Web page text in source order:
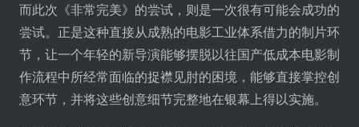
而此次《非常完美》的尝试，则是一次很有可能会成功的
尝试。正是这种直接从成熟的电影工业体系借力的制片环
节，让一个年轻的新导演能够摆脱以往国产低成本电影制
作流程中所经常面临的捉襟见肘的困境，能够直接掌控创
意环节，并将这些创意细节完整地在银幕上得以实施。